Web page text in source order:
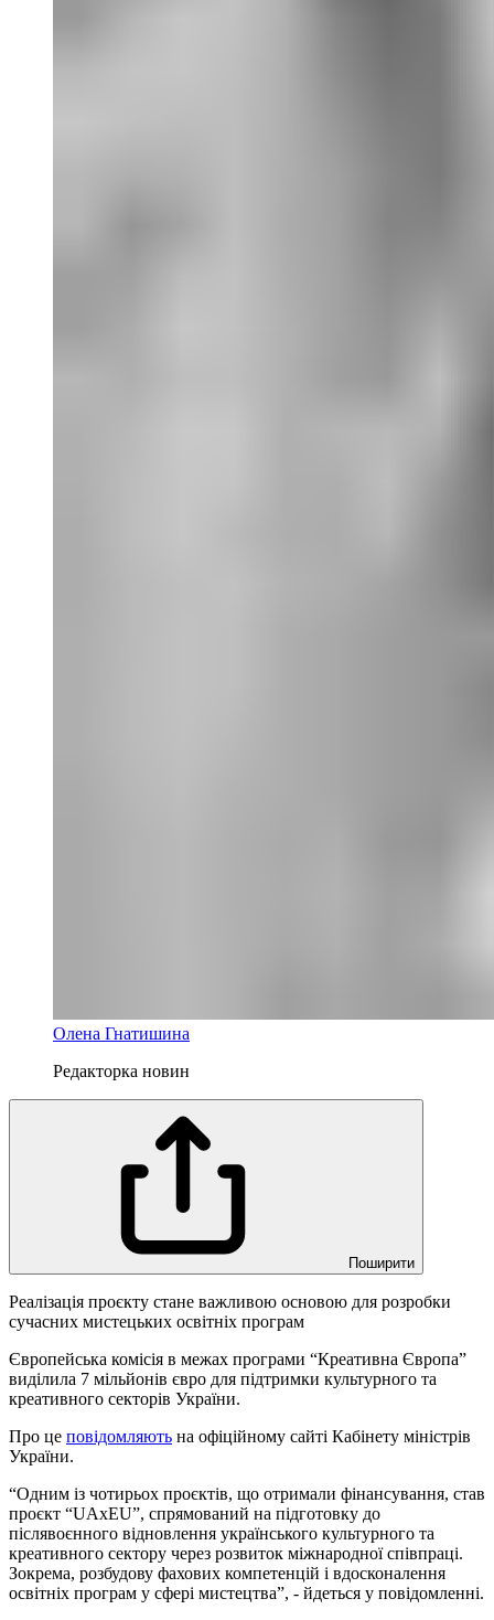
Олена Гнатишина
Редакторка новин
Поширити
Реалізація проєкту стане важливою основою для розробки
сучасних мистецьких освітніх програм
Європейська комісія в межах програми “Креативна Європа”
виділила 7 мільйонів євро для підтримки культурного та
креативного секторів України.
Про це повідомляють на офіційному сайті Кабінету міністрів
України.
“Одним із чотирьох проєктів, що отримали фінансування, став
проєкт “UAxEU”, спрямований на підготовку до
післявоєнного відновлення українського культурного та
креативного сектору через розвиток міжнародної співпраці.
Зокрема, розбудову фахових компетенцій і вдосконалення
освітніх програм у сфері мистецтва”, - йдеться у повідомленні.